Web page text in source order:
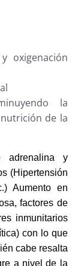
oxigenación
la
de la
adrenalina y
(Hipertensión
Aumento en
factores de
inmunitarios
con lo que
cabe resalta
a nivel de la